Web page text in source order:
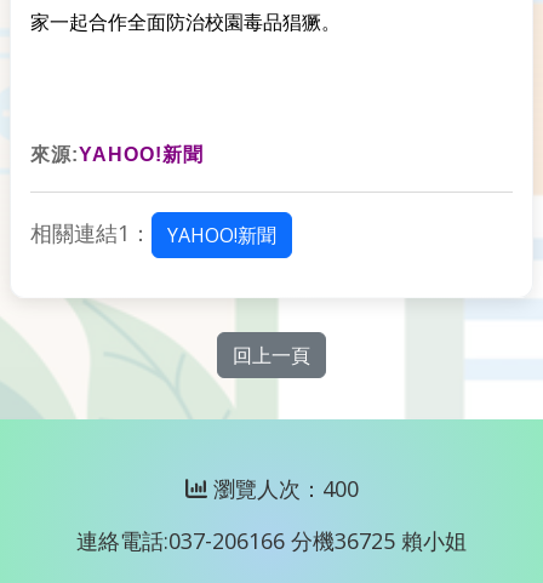
家一起合作全面防治校園毒品猖獗。
來源:YAHOO!新聞
相關連結1： YAHOO!新聞
回上一頁
瀏覽人次：400
連絡電話:037-206166 分機36725 賴小姐